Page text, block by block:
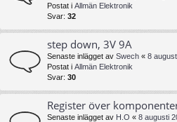
Postat i Allmän Elektronik
Svar: 32
step down, 3V 9A
Senaste inlägget av Swech « 8
Postat i Allmän Elektronik
Svar: 30
Register över
Senaste inlägget av H.O « 8 augusti